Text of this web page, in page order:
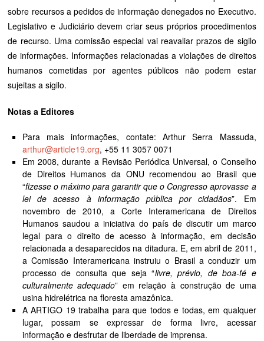
sobre recursos a pedidos de informação denegados no Executivo.
Legislativo e Judiciário devem criar seus próprios procedimentos
de recurso. Uma comissão especial vai reavaliar prazos de sigilo
de informações. Informações relacionadas a violações de direitos
humanos cometidas por agentes públicos não podem estar
sujeitas a sigilo.
Notas a Editores
Para mais informações, contate: Arthur Serra Massuda,
arthur@article19.org, +55 11 3057 0071
Em 2008, durante a Revisão Periódica Universal, o Conselho
de Direitos Humanos da ONU recomendou ao Brasil que
“fizesse o máximo para garantir que o Congresso aprovasse a
lei de acesso à informação pública por cidadãos”. Em
novembro de 2010, a Corte Interamericana de Direitos
Humanos saudou a iniciativa do país de discutir um marco
legal para o direito de acesso à informação, em decisão
relacionada a desaparecidos na ditadura. E, em abril de 2011,
a Comissão Interamericana instruiu o Brasil a conduzir um
processo de consulta que seja “livre, prévio, de boa-fé e
culturalmente adequado” em relação à construção de uma
usina hidrelétrica na floresta amazônica.
A ARTIGO 19 trabalha para que todos e todas, em qualquer
lugar, possam se expressar de forma livre, acessar
informação e desfrutar de liberdade de imprensa.